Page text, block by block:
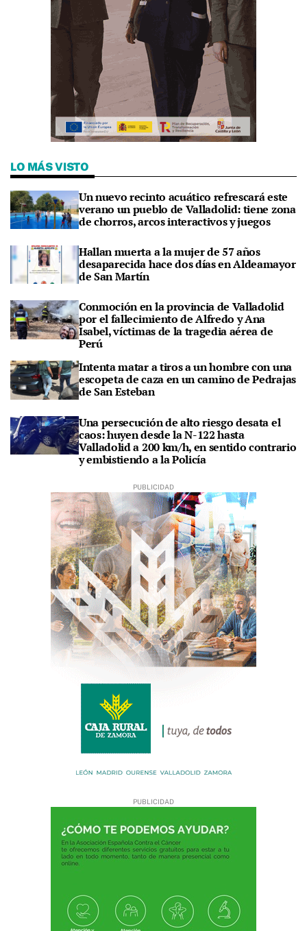
LO MÁS VISTO
Un nuevo recinto acuático refrescará este
verano un pueblo de Valladolid: tiene zona
de chorros, arcos interactivos y juegos
Hallan muerta a la mujer de 57 años
desaparecida hace dos días en Aldeamayor
de San Martín
Conmoción en la provincia de Valladolid
por el fallecimiento de Alfredo y Ana
Isabel, víctimas de la tragedia aérea de
Perú
Intenta matar a tiros a un hombre con una
escopeta de caza en un camino de Pedrajas
de San Esteban
Una persecución de alto riesgo desata el
caos: huyen desde la N-122 hasta
Valladolid a 200 km/h, en sentido contrario
y embistiendo a la Policía